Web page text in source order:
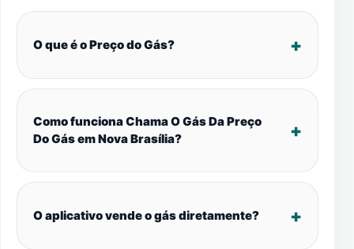
O que é o Preço do Gás?
Como funciona Chama O Gás Da Preço
Do Gás em Nova Brasília?
O aplicativo vende o gás diretamente?